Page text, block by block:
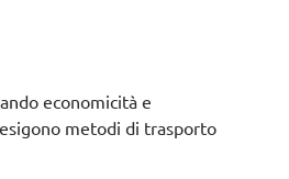
economicità e
metodi di trasporto